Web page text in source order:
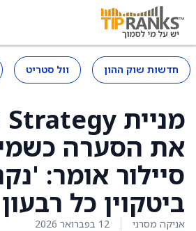
חדשות שוק ההון וול סטריט
את הסערה
סיילור אומר:
ביטקוין כל
אניקה מסרני 12 בפברואר 2026